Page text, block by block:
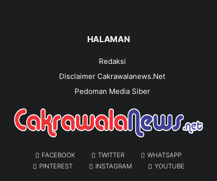
HALAMAN
Redaksi
Disclaimer Cakrawalanews.Net
Pedoman Media Siber
FACEBOOK TWITTER
WHATSAPP
PINTEREST
INSTAGRAM YOUTUBE